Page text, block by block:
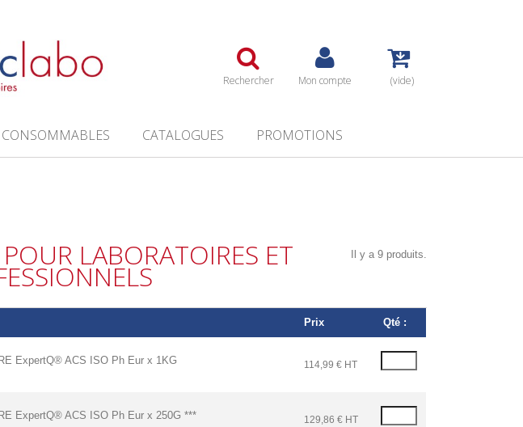
Rechercher Mon compte (vide)
CONSOMMABLES CATALOGUES PROMOTIONS
LABORATOIRES ET Il y a 9 produits.
Prix Qté :
ExpertQ® ACS ISO Ph Eur x 1KG 114,99 € HT
ExpertQ® ACS ISO Ph Eur x 250G *** 129,86 € HT